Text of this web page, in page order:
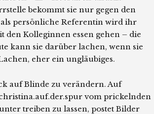
bekommt sie nur gegen den
persönliche Referentin wird ihr
den Kolleginnen essen gehen – die
kann sie darüber lachen, wenn sie
eher ein ungläubiges.
auf Blinde zu verändern. Auf
vom prickelnden
treiben zu lassen, postet Bilder